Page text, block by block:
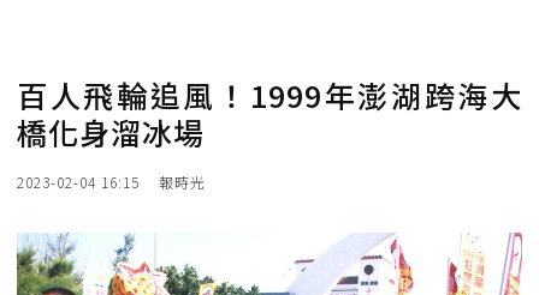
百人飛輪追風！1999年澎湖跨海大
橋化身溜冰場
2023-02-04 16:15 報時光